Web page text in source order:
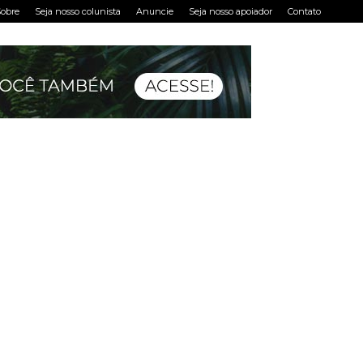
Seja nosso colunista Anuncie Seja nosso apoiador Contato